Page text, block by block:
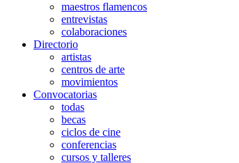
maestros flamencos
entrevistas
colaboraciones
Directorio
artistas
centros de arte
movimientos
Convocatorias
todas
becas
ciclos de cine
conferencias
cursos y talleres